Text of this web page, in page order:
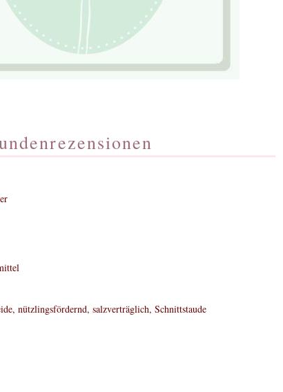
nützlingsfördernd, salzverträglich, Schnittstaude